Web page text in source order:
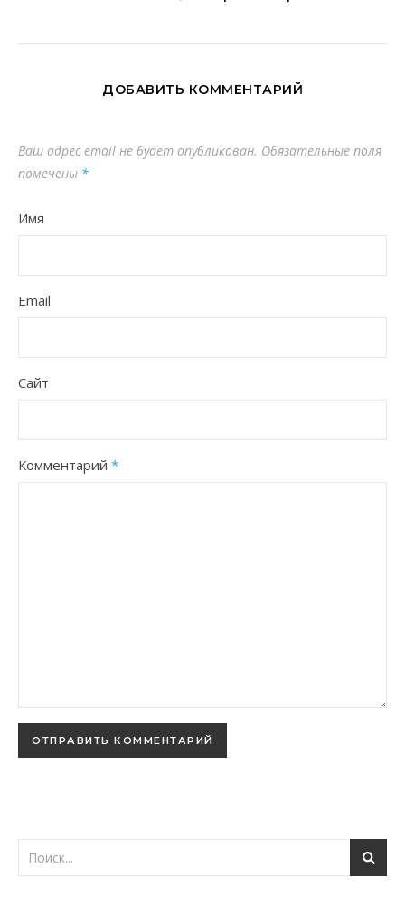
ДОБАВИТЬ КОММЕНТАРИЙ
Ваш адрес email не будет опубликован. Обязательные поля
помечены *
Имя
Email
Сайт
Комментарий *